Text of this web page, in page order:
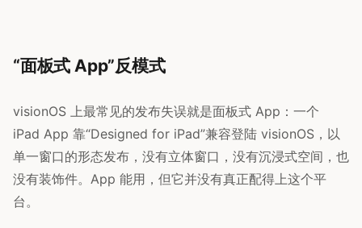
“面板式 App”反模式
visionOS 上最常见的发布失误就是面板式 App：一个
iPad App 靠“Designed for iPad”兼容登陆 visionOS，以
单一窗口的形态发布，没有立体窗口，没有沉浸式空间，也
没有装饰件。App 能用，但它并没有真正配得上这个平
台。